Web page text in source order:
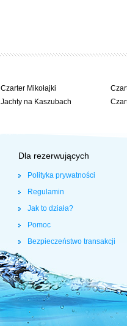
Czarter Mikołajki
Jachty na Kaszubach
Dla rezerwujących
Polityka prywatności
Regulamin
Jak to działa?
Pomoc
Bezpieczeństwo transakcji